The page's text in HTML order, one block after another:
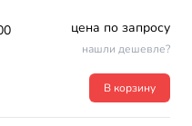
цена по запросу
нашли дешевле?
В корзину